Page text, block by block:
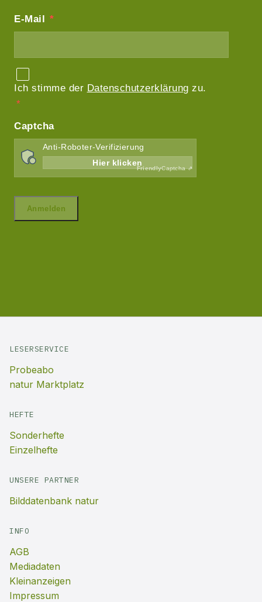
LESERSERVICE
Probeabo
natur Marktplatz
HEFTE
Sonderhefte
Einzelhefte
UNSERE PARTNER
Bilddatenbank natur
INFO
AGB
Mediadaten
Kleinanzeigen
Impressum